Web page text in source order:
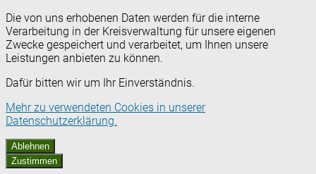
Die von uns erhobenen Daten werden für die interne
Verarbeitung in der Kreisverwaltung für unsere eigenen
Zwecke gespeichert und verarbeitet, um Ihnen unsere
Leistungen anbieten zu können.
Dafür bitten wir um Ihr Einverständnis.
Mehr zu verwendeten Cookies in unserer
Datenschutzerklärung.
Ablehnen
Zustimmen